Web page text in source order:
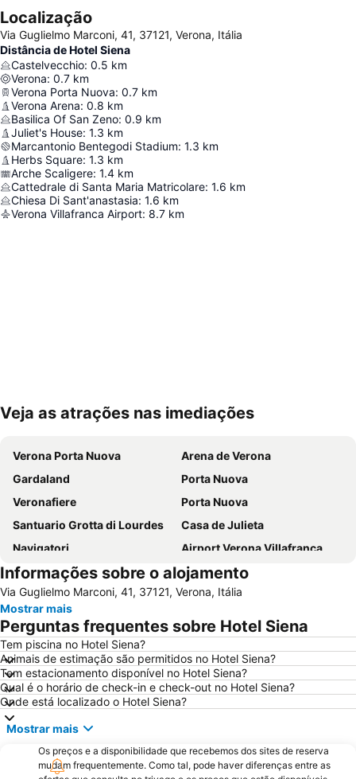
Localização
Via Guglielmo Marconi, 41, 37121, Verona, Itália
Distância de Hotel Siena
Castelvecchio: 0.5 km
Verona: 0.7 km
Verona Porta Nuova: 0.7 km
Verona Arena: 0.8 km
Basilica Of San Zeno: 0.9 km
Juliet's House: 1.3 km
Marcantonio Bentegodi Stadium: 1.3 km
Herbs Square: 1.3 km
Arche Scaligere: 1.4 km
Cattedrale di Santa Maria Matricolare: 1.6 km
Chiesa Di Sant'anastasia: 1.6 km
Verona Villafranca Airport: 8.7 km
Ampliar mapa
Veja as atrações nas imediações
Verona Porta Nuova
Arena de Verona
Gardaland
Porta Nuova
Veronafiere
Porta Nuova
Santuario Grotta di Lourdes
Casa de Julieta
Navigatori
Airport Verona Villafranca
Centro Histórico de Garda
Terme di Colà - Villa dei Cedri
Centro Histórico
Città antica
Borgo Nuovo
Borgo Trento
Veronetta
Zai di Borgo Roma
Centro storico
Corso Porta Nuova
Piazza Bra
Palazzo Maffei
Borgo Roma
San Michele
Centro Storico di Torri del Benaco
Vicenza Railway Station
Castelvecchio
Informações sobre o alojamento
Via Guglielmo Marconi, 41, 37121, Verona, Itália
Mostrar mais
Perguntas frequentes sobre Hotel Siena
Tem piscina no Hotel Siena?
Animais de estimação são permitidos no Hotel Siena?
Tem estacionamento disponível no Hotel Siena?
Qual é o horário de check-in e check-out no Hotel Siena?
Onde está localizado o Hotel Siena?
Mostrar mais
Os preços e a disponibilidade que recebemos dos sites de reserva
mudam frequentemente. Como tal, pode haver diferenças entre as